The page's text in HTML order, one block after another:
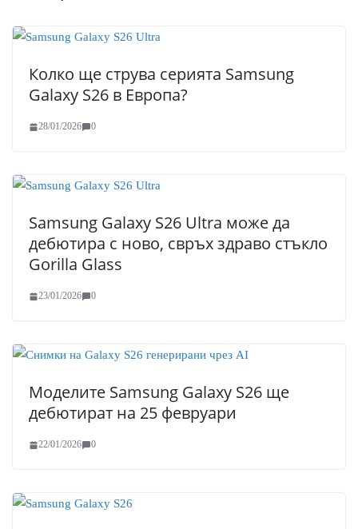
Колко ще струва серията Samsung
Galaxy S26 в Европа?
28/01/2026 0
Samsung Galaxy S26 Ultra може да
дебютира с ново, свръх здраво стъкло
Gorilla Glass
23/01/2026 0
Моделите Samsung Galaxy S26 ще
дебютират на 25 февруари
22/01/2026 0